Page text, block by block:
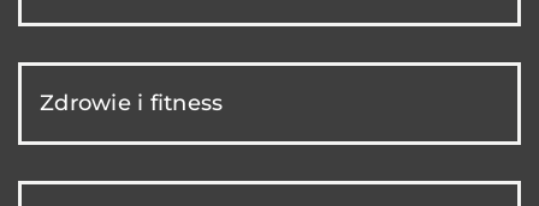
Zdrowie i fitness